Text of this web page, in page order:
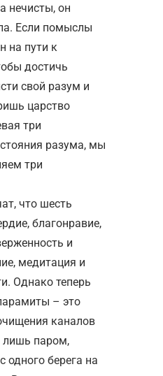
нечисты, он
Если помыслы
на пути к
достичь
свой разум и
царство
три
разума, мы
три
что шесть
благонравие,
и
медитация и
Однако теперь
– это
каналов
лишь паром,
одного берега на